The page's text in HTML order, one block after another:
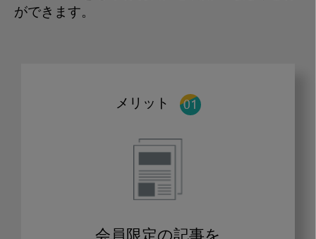
ができます。
メリット